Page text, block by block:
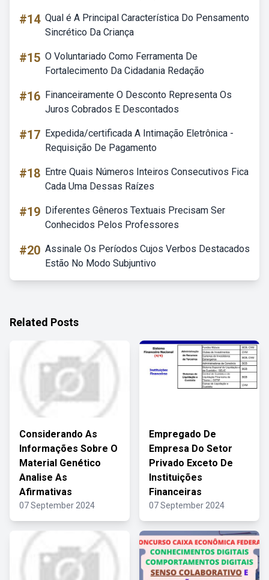
#14 Qual é A Principal Característica Do Pensamento
Sincrético Da Criança
#15 O Voluntariado Como Ferramenta De
Fortalecimento Da Cidadania Redação
#16 Financeiramente O Desconto Representa Os
Juros Cobrados E Descontados
#17 Expedida/certificada A Intimação Eletrônica -
Requisição De Pagamento
#18 Entre Quais Números Inteiros Consecutivos Fica
Cada Uma Dessas Raízes
#19 Diferentes Gêneros Textuais Precisam Ser
Conhecidos Pelos Professores
#20 Assinale Os Períodos Cujos Verbos Destacados
Estão No Modo Subjuntivo
Related Posts
Considerando As
Informações Sobre O
Material Genético
Analise As
Afirmativas
07 September 2024
Empregado De
Empresa Do Setor
Privado Exceto De
Instituições
Financeiras
07 September 2024